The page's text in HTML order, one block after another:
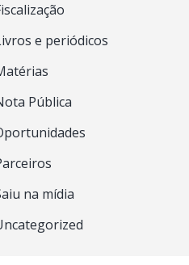
e periódicos
Pública
na mídia